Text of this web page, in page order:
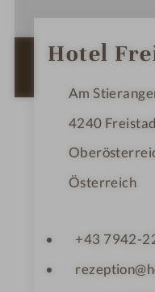
ZUR
0
S
Hotel
Am
4240
Österreich
+43 7942-